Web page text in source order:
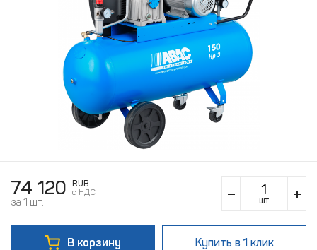
74 120
RUB
c НДС
за 1 шт. шт
В корзину Купить в 1 клик